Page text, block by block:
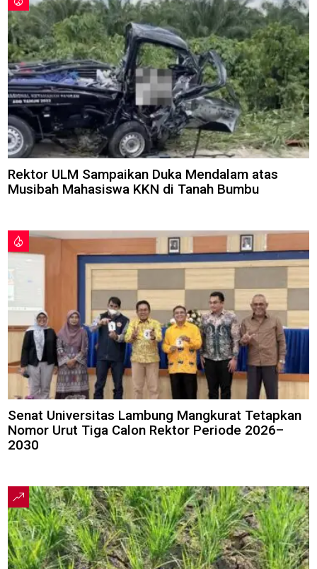
Rektor ULM Sampaikan Duka Mendalam atas
Musibah Mahasiswa KKN di Tanah Bumbu
Senat Universitas Lambung Mangkurat Tetapkan
Nomor Urut Tiga Calon Rektor Periode 2026–
2030